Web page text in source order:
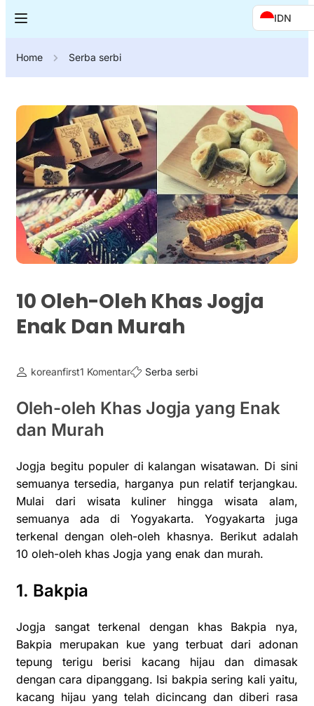
IDN
Home Serba serbi
10 Oleh-Oleh Khas Jogja
Enak Dan Murah
koreanfirst1 Komentar Serba serbi
Oleh-oleh Khas Jogja yang Enak
dan Murah
Jogja begitu populer di kalangan wisatawan. Di sini
semuanya tersedia, harganya pun relatif terjangkau.
Mulai dari wisata kuliner hingga wisata alam,
semuanya ada di Yogyakarta. Yogyakarta juga
terkenal dengan oleh-oleh khasnya. Berikut adalah
10 oleh-oleh khas Jogja yang enak dan murah.
1. Bakpia
Jogja sangat terkenal dengan khas Bakpia nya,
Bakpia merupakan kue yang terbuat dari adonan
tepung terigu berisi kacang hijau dan dimasak
dengan cara dipanggang. Isi bakpia sering kali yaitu,
kacang hijau yang telah dicincang dan diberi rasa